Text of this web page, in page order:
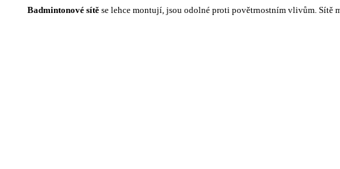
Badmintonové sítě se lehce montují, jsou odolné proti povětrnostním vlivům. Sítě